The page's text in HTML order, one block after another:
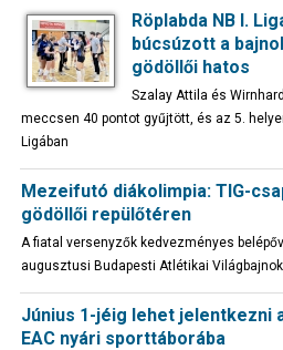
Röplabda NB I.
búcsúzott a
gödöllői hatos
Szalay Attila és
meccsen 40 pontot gyűjtött, és az 5.
Ligában
Mezeifutó diákolimpia: TIG-
gödöllői repülőtéren
A fiatal versenyzők kedvezményes
augusztusi Budapesti Atlétikai
Június 1-jéig lehet jelentkezni
EAC nyári sporttáborába